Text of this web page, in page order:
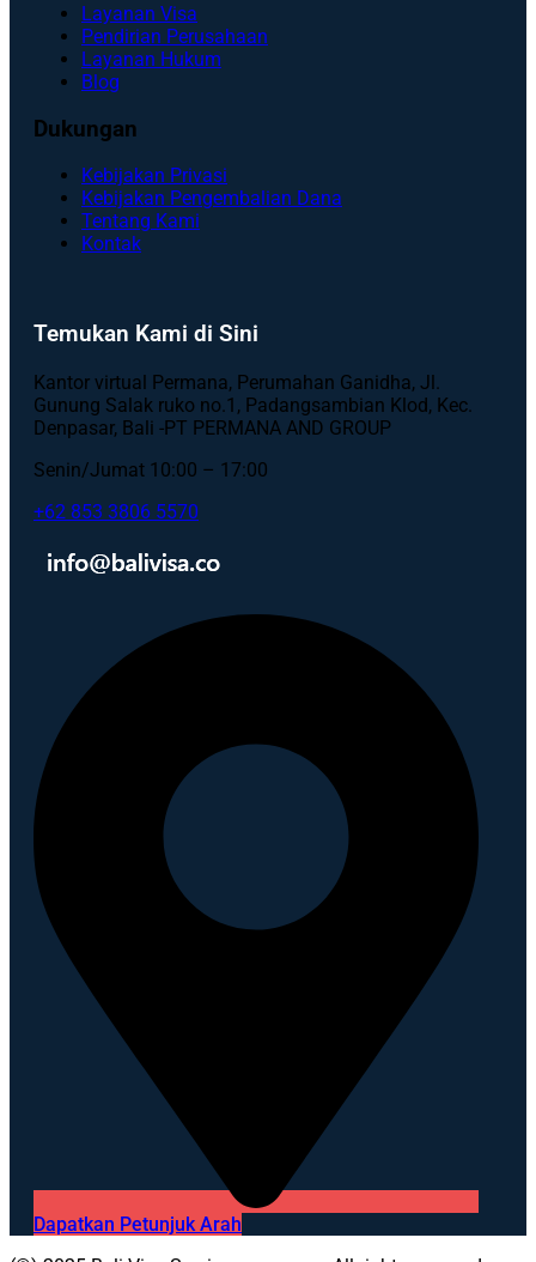
Layanan Visa
Pendirian Perusahaan
Layanan Hukum
Blog
Dukungan
Kebijakan Privasi
Kebijakan Pengembalian Dana
Tentang Kami
Kontak
Temukan Kami di Sini
Kantor virtual Permana, Perumahan Ganidha, Jl.
Gunung Salak ruko no.1, Padangsambian Klod, Kec.
Denpasar, Bali -PT PERMANA AND GROUP
Senin/Jumat 10:00 – 17:00
+62 853 3806 5570
Dapatkan Petunjuk Arah